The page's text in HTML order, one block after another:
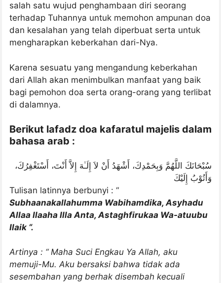
salah satu wujud penghambaan diri seorang
terhadap Tuhannya untuk memohon ampunan doa
dan kesalahan yang telah diperbuat serta untuk
mengharapkan keberkahan dari-Nya.
Karena sesuatu yang mengandung keberkahan
dari Allah akan menimbulkan manfaat yang baik
bagi pemohon doa serta orang-orang yang terlibat
di dalamnya.
Berikut lafadz doa kafaratul majelis dalam
bahasa arab :
سُبْحَانَكَ اللَّهُمَّ وَبِحَمْدِكَ، أَشْهَدُ أَنْ لاَ إِلَـٰهَ إِلاَّ أَنْتَ، أَسْتَغْفِرُكَ،
وَأَتُوْبُ إِلَيْكَ
Tulisan latinnya berbunyi : “
Subhaanakallahumma Wabihamdika, Asyhadu
Allaa Ilaaha Illa Anta, Astaghfirukaa Wa-atuubu
Ilaik “.
Artinya : “ Maha Suci Engkau Ya Allah, aku
memuji-Mu. Aku bersaksi bahwa tidak ada
sesembahan yang berhak disembah kecuali